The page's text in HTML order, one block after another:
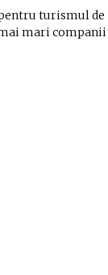
turismul de
mari companii